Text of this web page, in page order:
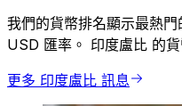
我們的貨幣排名顯示最熱
USD 匯率。 印度盧比 的貨
更多 印度盧比 訊息